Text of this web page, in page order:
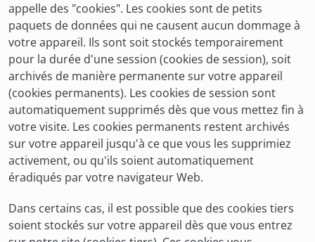
appelle des "cookies". Les cookies sont de petits
paquets de données qui ne causent aucun dommage à
votre appareil. Ils sont soit stockés temporairement
pour la durée d'une session (cookies de session), soit
archivés de manière permanente sur votre appareil
(cookies permanents). Les cookies de session sont
automatiquement supprimés dès que vous mettez fin à
votre visite. Les cookies permanents restent archivés
sur votre appareil jusqu'à ce que vous les supprimiez
activement, ou qu'ils soient automatiquement
éradiqués par votre navigateur Web.
Dans certains cas, il est possible que des cookies tiers
soient stockés sur votre appareil dès que vous entrez